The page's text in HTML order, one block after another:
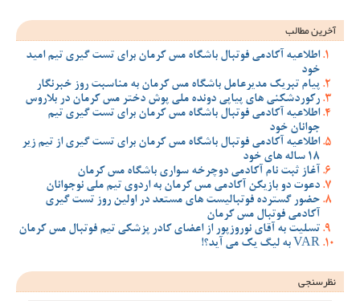
آخرین مطالب
اطلاعیه آکادمی فوتبال باشگاه مس کرمان برای تست گیری تیم امید
خود
پیام تبریک مدیرعامل باشگاه مس کرمان به مناسبت روز خبرنگار
رکوردشکنی های پیاپی دونده ملی پوش دختر مس کرمان در بلاروس
اطلاعیه آکادمی فوتبال باشگاه مس کرمان برای تست گیری تیم
جوانان خود
اطلاعیه آکادمی فوتبال باشگاه مس کرمان برای تست گیری از تیم زیر
18 ساله های خود
آغاز ثبت نام آکادمی دوچرخه سواری باشگاه مس کرمان
دعوت دو بازیکن آکادمی مس کرمان به اردوی تیم ملی نوجوانان
حضور گسترده فوتبالیست های مستعد در اولین روز تست گیری
آکادمی فوتبال مس کرمان
تسلیت به آقای نوروزپور از اعضای کادر پزشکی تیم فوتبال مس کرمان
VAR به لیگ یک می آید؟!
نظرسنجی